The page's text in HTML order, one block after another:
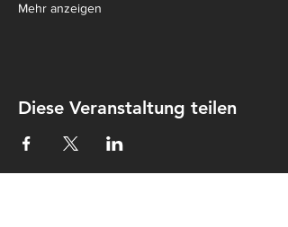
Mehr anzeigen
Diese Veranstaltung teilen